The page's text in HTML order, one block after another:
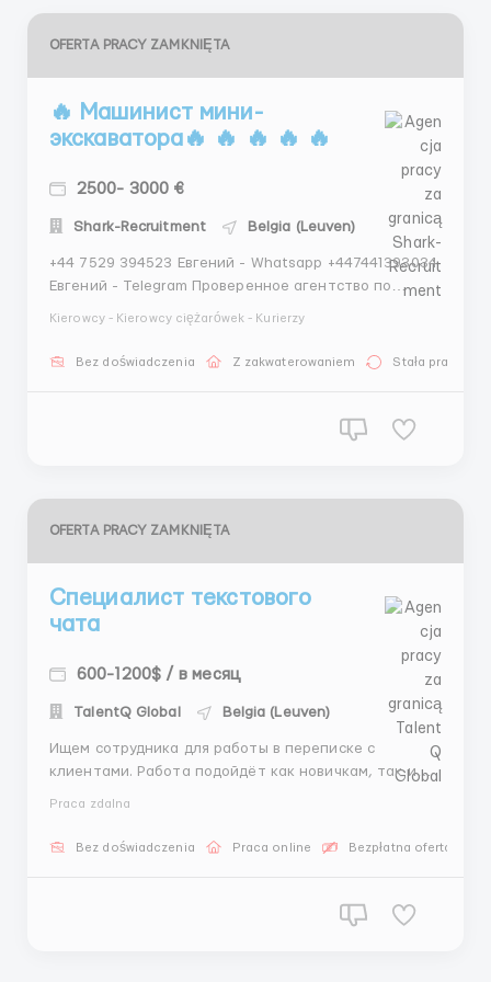
OFERTA PRACY ZAMKNIĘTA
🔥 Машинист мини-
экскаватора🔥 🔥 🔥 🔥 🔥
2500- 3000 €
Shark-Recruitment Belgia (Leuven)
+44 7529 394523 Евгений - Whatsapp +447441393034
Евгений - Telegram Проверенное агентство по
трудоустройству за границей Shark Recruitment Ltd:
лет опыта на рынке трудоустройства - Лицензия на
Kierowcy - Kierowcy ciężarówek - Kurierzy
Bez doświadczenia Z zakwaterowaniem Stała praca
OFERTA PRACY ZAMKNIĘTA
Специалист текстового
чата
600-1200$ / в месяц
TalentQ Global Belgia (Leuven)
Ищем сотрудника для работы в переписке с
клиентами. Работа подойдёт как новичкам, так и
после 14 смен 💵 Основные задачи — ответы
Praca zdalna
Bez doświadczenia Praca online Bezpłatna oferta pracy